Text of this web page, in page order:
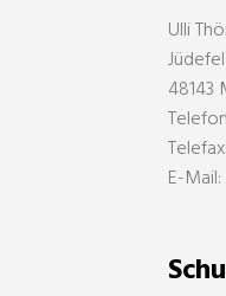
Ulli
48143
E-Mail: